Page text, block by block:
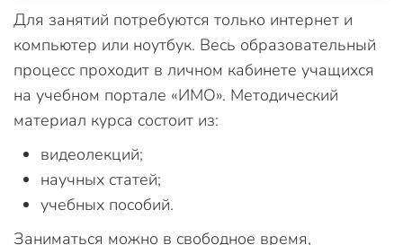
Для занятий потребуются только интернет и
компьютер или ноутбук. Весь образовательный
процесс проходит в личном кабинете учащихся
на учебном портале «ИМО». Методический
материал курса состоит из:
видеолекций;
научных статей;
учебных пособий.
Заниматься можно в свободное время,